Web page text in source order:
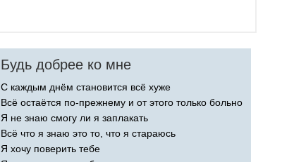
Будь добрее ко мне
С каждым днём становится всё хуже
Всё остаётся по-прежнему и от этого только больно
Я не знаю смогу ли я заплакать
Всё что я знаю это то, что я стараюсь
Я хочу поверить тебе